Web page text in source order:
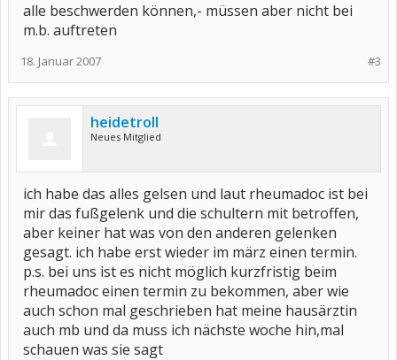
alle beschwerden können,- müssen aber nicht bei
m.b. auftreten
#3
18. Januar 2007
heidetroll
Neues Mitglied
ich habe das alles gelsen und laut rheumadoc ist bei
mir das fußgelenk und die schultern mit betroffen,
aber keiner hat was von den anderen gelenken
gesagt. ich habe erst wieder im märz einen termin.
p.s. bei uns ist es nicht möglich kurzfristig beim
rheumadoc einen termin zu bekommen, aber wie
auch schon mal geschrieben hat meine hausärztin
auch mb und da muss ich nächste woche hin,mal
schauen was sie sagt